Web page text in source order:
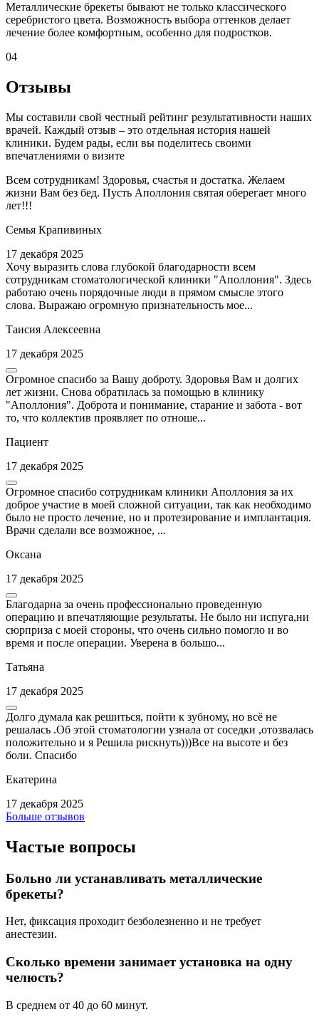
Металлические брекеты бывают не только классического
серебристого цвета. Возможность выбора оттенков делает
лечение более комфортным, особенно для подростков.
04
Отзывы
Мы составили свой честный рейтинг результативности наших
врачей. Каждый отзыв – это отдельная история нашей
клиники. Будем рады, если вы поделитесь своими
впечатлениями о визите
Всем сотрудникам! Здоровья, счастья и достатка. Желаем
жизни Вам без бед. Пусть Аполлония святая оберегает много
лет!!!
Семья Крапивиных
17 декабря 2025
Хочу выразить слова глубокой благодарности всем
сотрудникам стоматологической клиники "Аполлония". Здесь
работаю очень порядочные люди в прямом смысле этого
слова. Выражаю огромную признательность мое...
Таисия Алексеевна
17 декабря 2025
Огромное спасибо за Вашу доброту. Здоровья Вам и долгих
лет жизни. Снова обратилась за помощью в клинику
"Аполлония". Доброта и понимание, старание и забота - вот
то, что коллектив проявляет по отноше...
Пациент
17 декабря 2025
Огромное спасибо сотрудникам клиники Аполлония за их
доброе участие в моей сложной ситуации, так как необходимо
было не просто лечение, но и протезирование и имплантация.
Врачи сделали все возможное, ...
Оксана
17 декабря 2025
Благодарна за очень профессионально проведенную
операцию и впечатляющие результаты. Не было ни испуга,ни
сюрприза с моей стороны, что очень сильно помогло и во
время и после операции. Уверена в большо...
Татьяна
17 декабря 2025
Долго думала как решиться, пойти к зубному, но всё не
решалась .Об этой стоматологии узнала от соседки ,отозвалась
положительно и я Решила рискнуть)))Все на высоте и без
боли. Спасибо
Екатерина
17 декабря 2025
Больше отзывов
Частые вопросы
Больно ли устанавливать металлические
брекеты?
Нет, фиксация проходит безболезненно и не требует
анестезии.
Сколько времени занимает установка на одну
челюсть?
В среднем от 40 до 60 минут.